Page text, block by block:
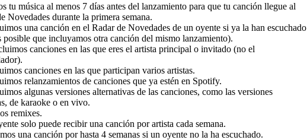
tu música al menos 7 días antes del lanzamiento para que tu canción llegue al
Novedades durante la primera semana.
una canción en el Radar de Novedades de un oyente si ya la han escuchado
posible que incluyamos otra canción del mismo lanzamiento).
canciones en las que eres el artista principal o invitado (no el
canciones en las que participan varios artistas.
relanzamientos de canciones que ya estén en Spotify.
algunas versiones alternativas de las canciones, como las versiones
de karaoke o en vivo.
remixes.
solo puede recibir una canción por artista cada semana.
una canción por hasta 4 semanas si un oyente no la ha escuchado.